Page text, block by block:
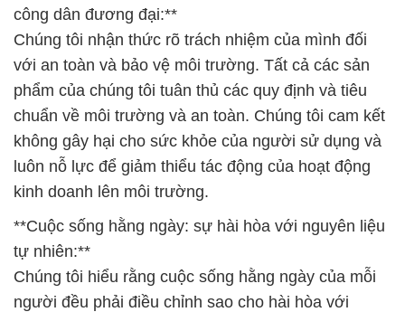
công dân đương đại:**
Chúng tôi nhận thức rõ trách nhiệm của mình đối
với an toàn và bảo vệ môi trường. Tất cả các sản
phẩm của chúng tôi tuân thủ các quy định và tiêu
chuẩn về môi trường và an toàn. Chúng tôi cam kết
không gây hại cho sức khỏe của người sử dụng và
luôn nỗ lực để giảm thiểu tác động của hoạt động
kinh doanh lên môi trường.
**Cuộc sống hằng ngày: sự hài hòa với nguyên liệu
tự nhiên:**
Chúng tôi hiểu rằng cuộc sống hằng ngày của mỗi
người đều phải điều chỉnh sao cho hài hòa với